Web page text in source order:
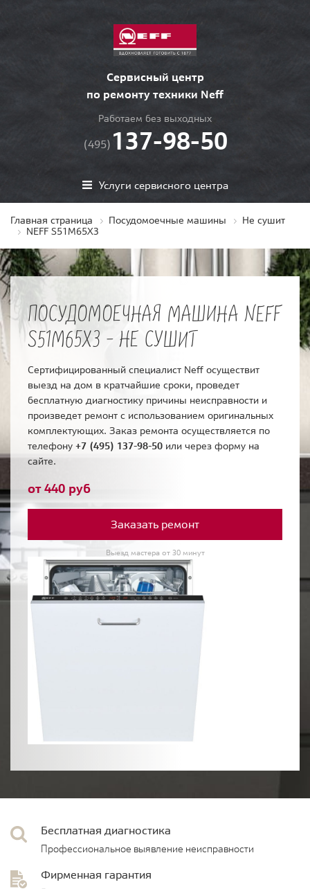
Сервисный центр
по ремонту техники Neff
Работаем без выходных
(495) 137-98-50
Услуги сервисного центра
Главная страница Посудомоечные машины
Не сушит
NEFF S51M65X3
ПОСУДОМОЕЧНАЯ МАШИНА NEFF
S51M65X3 - НЕ СУШИТ
Сертифицированный специалист Neff осуществит
выезд на дом в кратчайшие сроки, проведет
бесплатную диагностику причины неисправности и
произведет ремонт с использованием оригинальных
комплектующих. Заказ ремонта осуществляется по
телефону +7 (495) 137-98-50 или через форму на
сайте.
от 440 руб
Заказать ремонт
Выезд мастера от 30 минут
Бесплатная диагностика
Профессиональное выявление неисправности
Фирменная гарантия